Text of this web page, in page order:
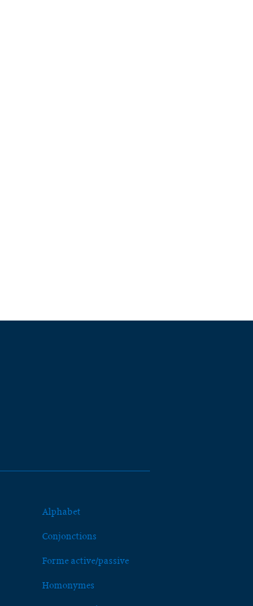
Alphabet
Conjonctions
Forme active/passive
Homonymes